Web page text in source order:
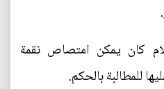
كان يمكن امتصاص نقمة
للمطالبة بالحكم.